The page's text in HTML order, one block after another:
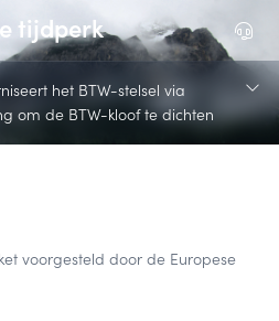
tijdperk
het BTW-stelsel via
om de BTW-kloof te dichten
voorgesteld door de Europese